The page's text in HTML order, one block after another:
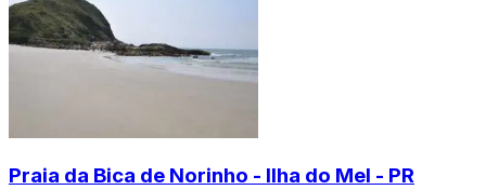
Praia da Bica de Norinho - Ilha do Mel - PR